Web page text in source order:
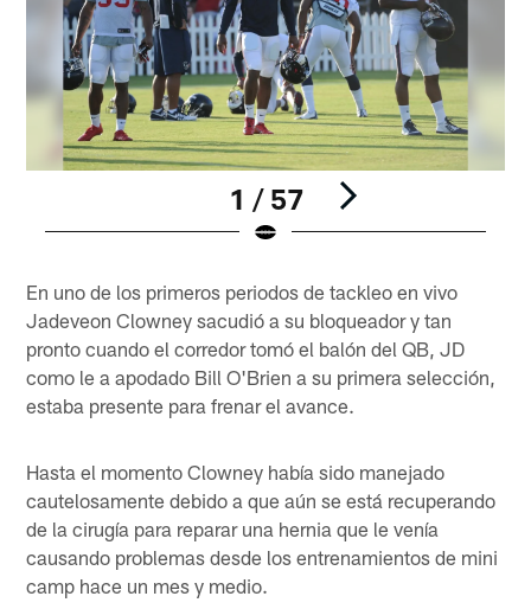
1 / 57
En uno de los primeros periodos de tackleo en vivo
Jadeveon Clowney sacudió a su bloqueador y tan
pronto cuando el corredor tomó el balón del QB, JD
como le a apodado Bill O'Brien a su primera selección,
estaba presente para frenar el avance.
Hasta el momento Clowney había sido manejado
cautelosamente debido a que aún se está recuperando
de la cirugía para reparar una hernia que le venía
causando problemas desde los entrenamientos de mini
camp hace un mes y medio.